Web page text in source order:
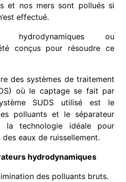
et nos mers sont pollués si
effectué.
hydrodynamiques ou
conçus pour résoudre ce
des systèmes de traitement
où le captage se fait par
SUDS utilisé est le
polluants et le séparateur
la technologie idéale pour
eaux de ruissellement.
hydrodynamiques
des polluants bruts.